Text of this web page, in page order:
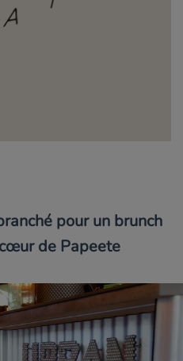
pour un brunch
de Papeete